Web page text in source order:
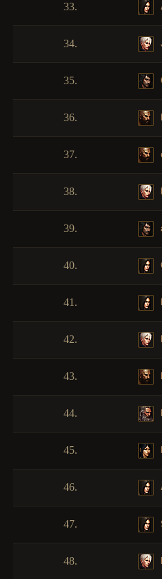
33.
34.
35.
36.
37.
38.
39.
40.
41.
42.
43.
44.
45.
46.
47.
48.